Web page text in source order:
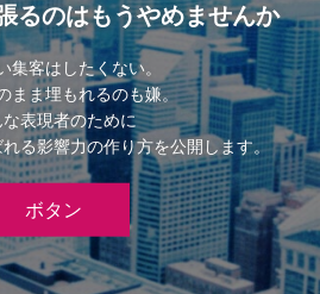
るのはもうやめませんか
集客はしたくない。
まま埋もれるのも嫌。
な表現者のために
る影響力の作り方を公開します。
ボタン